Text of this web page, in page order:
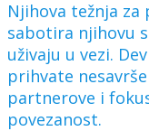
Njihova težnja
sabotira njihovu
uživaju u vezi.
prihvate
partnerove i
povezanost.